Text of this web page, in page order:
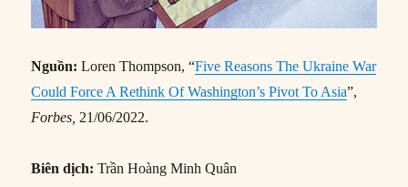
Nguồn: Loren Thompson, “Five Reasons The Ukraine War
Could Force A Rethink Of Washington’s Pivot To Asia”,
Forbes, 21/06/2022.
Biên dịch:Trần Hoàng Minh Quân